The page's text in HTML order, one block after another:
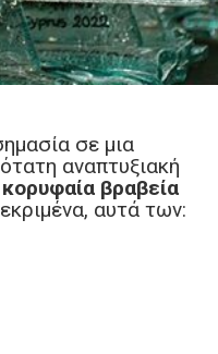
σε μια
αναπτυξιακή
κορυφαία βραβεία
αυτά των: